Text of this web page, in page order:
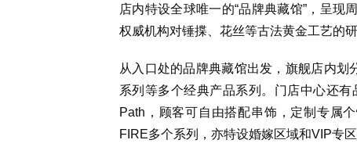
店内特设全球唯一的“品牌典藏馆”，呈现
权威机构对锤揲、花丝等古法黄金工艺的
从入口处的品牌典藏馆出发，旗舰店内
系列等多个经典产品系列。门店中心还有
Path ，顾客可自由搭配串饰，定制专属
FIRE多个系列，亦特设婚嫁区域和VIP专区